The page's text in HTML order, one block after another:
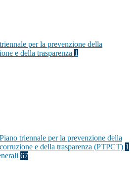
per la prevenzione della
e della trasparenza 1
Piano triennale per la prevenzione della
corruzione e della trasparenza (PTPCT) 1
67